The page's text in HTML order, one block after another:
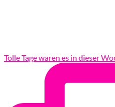
Tolle Tage waren es in dieser